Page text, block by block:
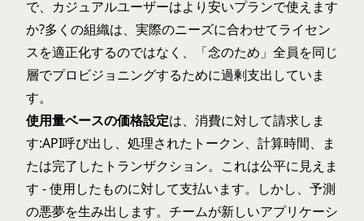
で、カジュアルユーザーはより安いプランで使えます
か?多くの組織は、実際のニーズに合わせてライセン
スを適正化するのではなく、「念のため」全員を同じ
層でプロビジョニングするために過剰支出していま
す。
使用量ベースの価格設定は、消費に対して請求しま
す:API呼び出し、処理されたトークン、計算時間、ま
たは完了したトランザクション。これは公平に見えま
す - 使用したものに対して支払います。しかし、予測
の悪夢を生み出します。チームが新しいアプリケーシ